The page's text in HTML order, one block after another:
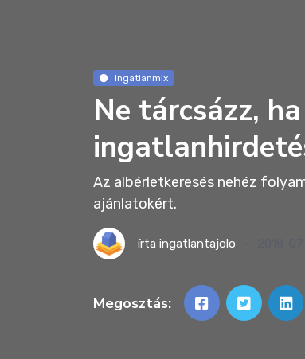
Ingatlanmix
Ne tárcsázz,
Az albérletkeresés nehéz
ajánlatokért.
írta ingatlantajolo
Megosztás: